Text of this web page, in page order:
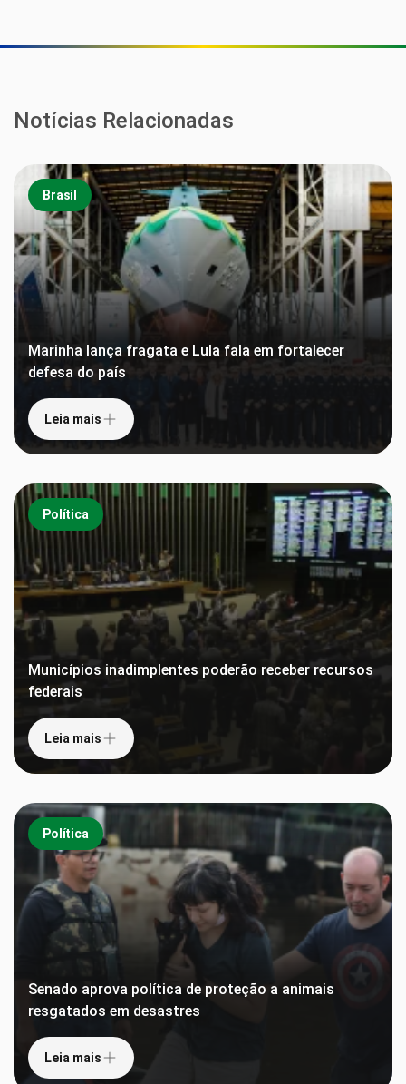
Notícias Relacionadas
Brasil
Marinha lança fragata e Lula fala em fortalecer
defesa do país
Leia mais
Política
Municípios inadimplentes poderão receber recursos
federais
Leia mais
Política
Senado aprova política de proteção a animais
resgatados em desastres
Leia mais